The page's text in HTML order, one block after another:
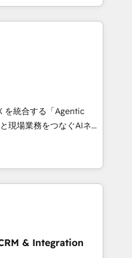
obsessed ★
helps
that drive adoption
we do ➤
workflows built
template. ➤ Migration:
Zero downtime, full data
marketing, and
Integrations: Layer
coaching. Buying
a stale portal?
を統合する「Agentic
、HubSpot Eliteの実装
100inc は何
通基盤に、AIエージェン
務（マーケティング・営
業部・グループ会社・部
盤に再構築します。意
並走します。 1️⃣
& Integration